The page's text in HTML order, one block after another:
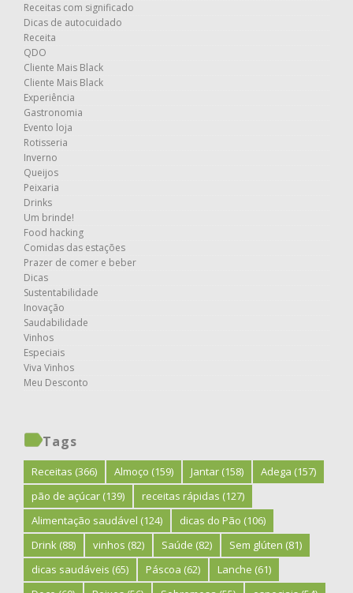
Receitas com significado
Dicas de autocuidado
Receita
QDO
Cliente Mais Black
Cliente Mais Black
Experiência
Gastronomia
Evento loja
Rotisseria
Inverno
Queijos
Peixaria
Drinks
Um brinde!
Food hacking
Comidas das estações
Prazer de comer e beber
Dicas
Sustentabilidade
Inovação
Saudabilidade
Vinhos
Especiais
Viva Vinhos
Meu Desconto
Tags
Receitas (366) Almoço (159) Jantar (158) Adega (157)
pão de açúcar (139) receitas rápidas (127)
Alimentação saudável (124) dicas do Pão (106)
Drink (88) vinhos (82) Saúde (82) Sem glúten (81)
dicas saudáveis (65) Páscoa (62) Lanche (61)